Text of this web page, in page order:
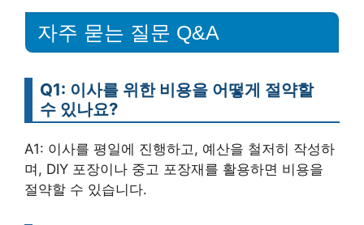
자주 묻는 질문 Q&A
Q1: 이사를 위한 비용을 어떻게 절약할
수 있나요?
A1: 이사를 평일에 진행하고, 예산을 철저히 작성하
며, DIY 포장이나 중고 포장재를 활용하면 비용을
절약할 수 있습니다.